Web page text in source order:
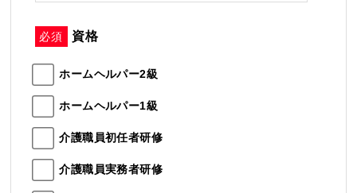
必須 資格
ホームヘルパー2級
ホームヘルパー1級
介護職員初任者研修
介護職員実務者研修